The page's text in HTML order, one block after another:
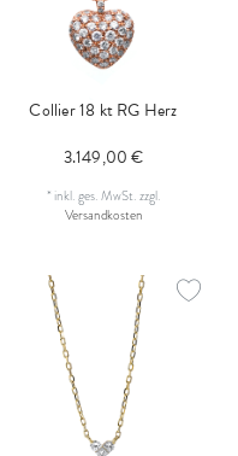
Collier 18 kt RG Herz
3.149,00 €
* inkl. ges. MwSt.zzgl.
Versandkosten